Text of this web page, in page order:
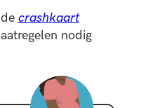
crashkaart
nodig